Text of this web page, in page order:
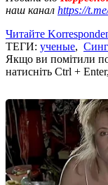
наш канал https://
Читайте
ТЕГИ: ученые,
Якщо ви помітили
натисніть Ctrl +